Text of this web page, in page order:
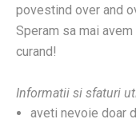
povestind over and
Speram sa mai
curand!
Informatii si sfaturi
aveti nevoie doar